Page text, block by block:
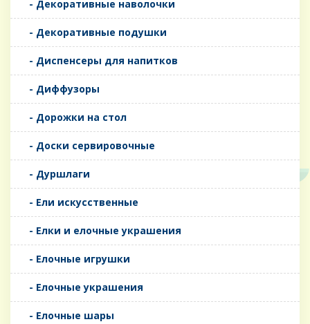
- Декоративные наволочки
- Декоративные подушки
- Диспенсеры для напитков
- Диффузоры
- Дорожки на стол
- Доски сервировочные
- Дуршлаги
- Ели искусственные
- Елки и елочные украшения
- Елочные игрушки
- Елочные украшения
- Елочные шары